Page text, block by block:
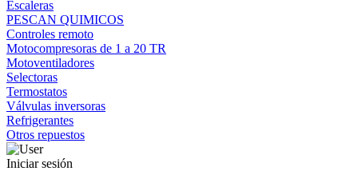
Escaleras
PESCAN QUIMICOS
Controles remoto
Motocompresoras de 1 a 20 TR
Motoventiladores
Selectoras
Termostatos
Válvulas inversoras
Refrigerantes
Otros repuestos
Iniciar sesión